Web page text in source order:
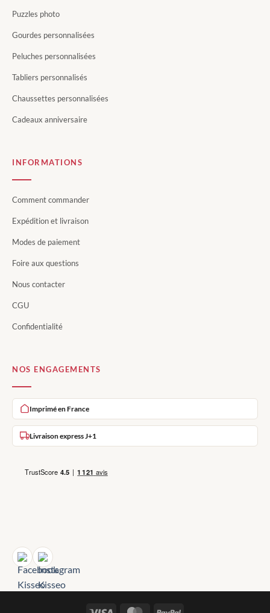
Puzzles photo
Gourdes personnalisées
Peluches personnalisées
Tabliers personnalisés
Chaussettes personnalisées
Cadeaux anniversaire
INFORMATIONS
Comment commander
Expédition et livraison
Modes de paiement
Foire aux questions
Nous contacter
CGU
Confidentialité
NOS ENGAGEMENTS
Imprimé en France
Livraison express J+1